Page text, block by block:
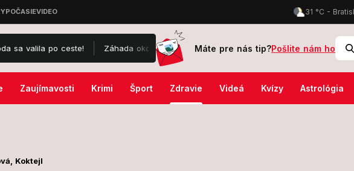
ceste! Záhada okolo drámy na kúpalisku v Diakovciach: V nemocnici skončilo 8 ľudí!
Máte pre nás tip?Pošlite nám ho
Zaujímavosti Krimi Šport Zdravie Videá Kvízy Astrológia
Koktejl